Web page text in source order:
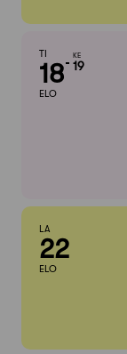
TI
18
ELO
KE
19
LA
22
ELO